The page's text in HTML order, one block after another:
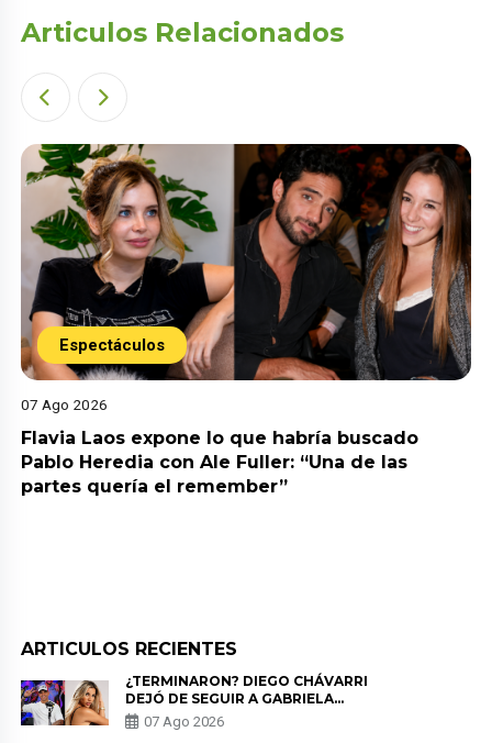
Articulos Relacionados
Espectáculos
07 Ago 2026
Flavia Laos expone lo que habría buscado
Pablo Heredia con Ale Fuller: “Una de las
partes quería el remember”
ARTICULOS RECIENTES
¿TERMINARON? DIEGO CHÁVARRI
DEJÓ DE SEGUIR A GABRIELA
HERRERA Y ANUNCIA SU SALIDA
DE PÓDCAST
07 Ago 2026